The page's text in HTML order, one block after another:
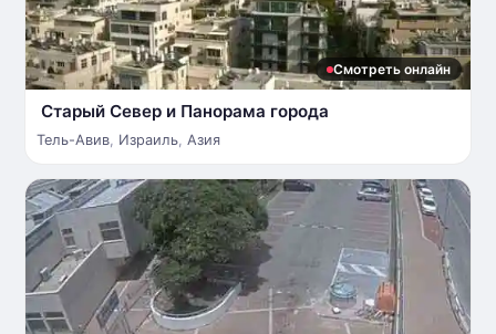
Смотреть онлайн
Старый Север и Панорама города
Тель-Авив, Израиль, Азия